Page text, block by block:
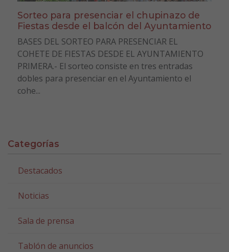
Sorteo para presenciar el chupinazo de
Fiestas desde el balcón del Ayuntamiento
BASES DEL SORTEO PARA PRESENCIAR EL
COHETE DE FIESTAS DESDE EL AYUNTAMIENTO
PRIMERA.- El sorteo consiste en tres entradas
dobles para presenciar en el Ayuntamiento el
cohe...
Categorías
Destacados
Noticias
Sala de prensa
Tablón de anuncios